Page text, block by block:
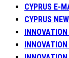
CYPRUS E-
CYPRUS